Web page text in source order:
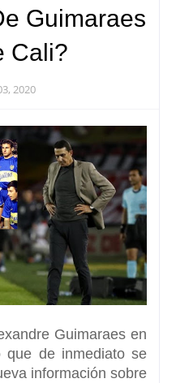
Guimaraes
Cali?
2020
Guimaraes en
que de inmediato se
información sobre